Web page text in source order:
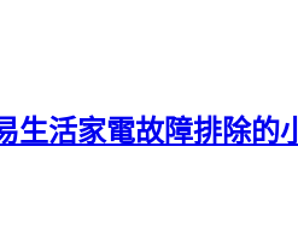
活家電故障排除的